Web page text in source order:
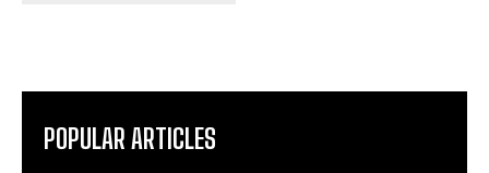
POPULAR ARTICLES